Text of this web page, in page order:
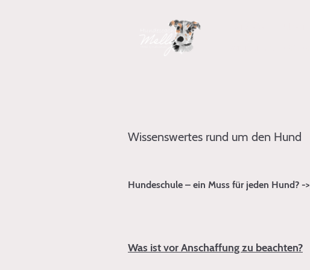
Wissenswertes rund um den Hund
Hundeschule – ein Muss für jeden Hund? ->
Was ist vor Anschaffung zu beachten?